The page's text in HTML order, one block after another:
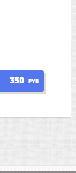
350 руб